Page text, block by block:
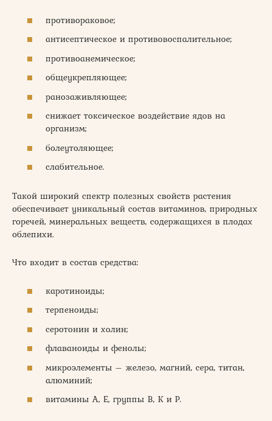
противораковое;
антисептическое и противовоспалительное;
противоанемическое;
общеукрепляющее;
ранозаживляющее;
снижает токсическое воздействие ядов на
организм;
болеутоляющее;
слабительное.
Такой широкий спектр полезных свойств растения
обеспечивает уникальный состав витаминов, природных
горечей, минеральных веществ, содержащихся в плодах
облепихи.
Что входит в состав средства:
каротиноиды;
терпеноиды;
серотонин и холин;
флаваноиды и фенолы;
микроэлементы – железо, магний, сера, титан,
алюминий;
витамины А, Е, группы В, К и Р.